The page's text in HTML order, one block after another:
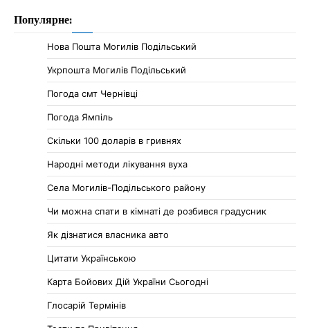
Популярне:
Нова Пошта Могилів Подільський
Укрпошта Могилів Подільський
Погода смт Чернівці
Погода Ямпіль
Cкільки 100 доларів в гривнях
Народні методи лікування вуха
Села Могилів-Подільського району
Чи можна спати в кімнаті де розбився градусник
Як дізнатися власника авто
Цитати Українською
Карта Бойових Дій України Сьогодні
Глосарій Термінів